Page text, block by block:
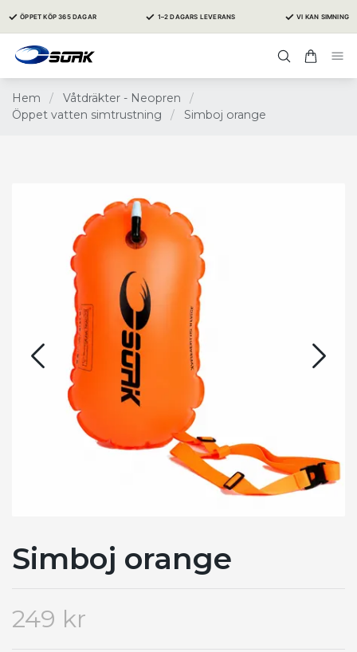
✓ ÖPPET KÖP 365 DAGAR ✓ 1–2 DAGARS LEVERANS ✓ VI KAN SIMNING
Hem / Våtdräkter - Neopren
/
Öppet vatten simtrustning
/ Simboj orange
Simboj orange
249 kr